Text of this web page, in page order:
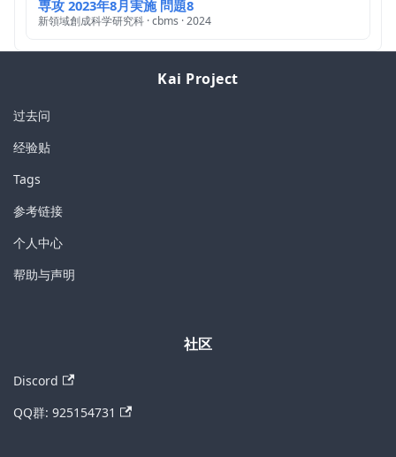
専攻 2023年8月実施 問題8
新領域創成科学研究科 · cbms · 2024
Kai Project
过去问
经验贴
Tags
参考链接
个人中心
帮助与声明
社区
Discord
QQ群: 925154731